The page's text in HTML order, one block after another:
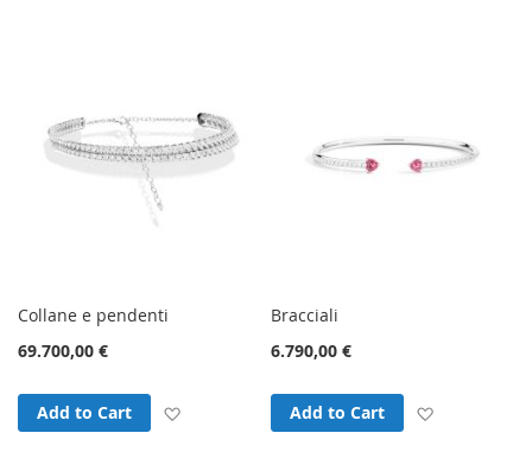
Collane e pendenti
69.700,00 €
Add to Cart Add to Wish List
Bracciali
6.790,00 €
Add to Cart